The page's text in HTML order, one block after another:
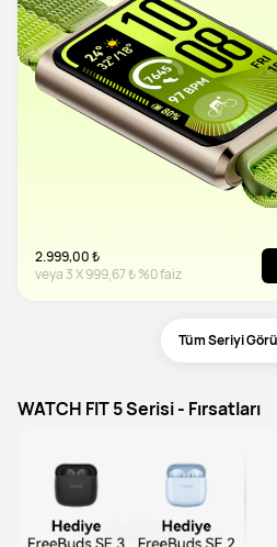
2.999,00 ₺
veya 3X999,67 ₺%0 faiz
Tüm Seriyi
WATCH FIT 5 Serisi - Fırsatları